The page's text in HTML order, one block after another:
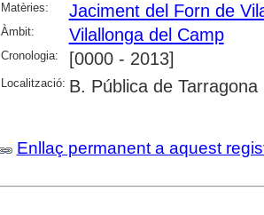
Matèries:
Jaciment del Forn de
Àmbit: Vilallonga del Camp
Cronologia: [0000 - 2013]
Localització: B. Pública de Tarragona
Enllaç permanent a aquest